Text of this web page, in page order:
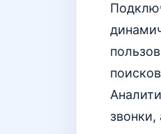
звонки,